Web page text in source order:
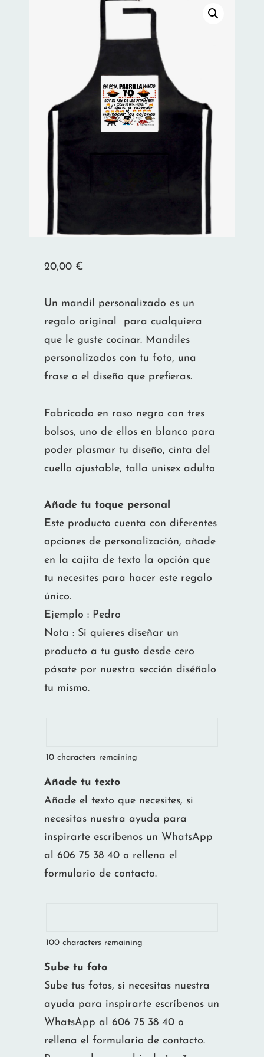
20,00 €
Un mandil personalizado es un
regalo original para cualquiera
que le guste cocinar. Mandiles
personalizados con tu foto, una
frase o el diseño que prefieras.
Fabricado en raso negro con tres
bolsos, uno de ellos en blanco para
poder plasmar tu diseño, cinta del
cuello ajustable, talla unisex adulto
Añade tu toque personal
Este producto cuenta con diferentes
opciones de personalización, añade
en la cajita de texto la opción que
tu necesites para hacer este regalo
único.
Ejemplo : Pedro
Nota : Si quieres diseñar un
producto a tu gusto desde cero
pásate por nuestra sección diséñalo
tu mismo.
10 characters remaining
Añade tu texto
Añade el texto que necesites, si
necesitas nuestra ayuda para
inspirarte escríbenos un WhatsApp
al 606 75 38 40 o rellena el
formulario de contacto.
100 characters remaining
Sube tu foto
Sube tus fotos, si necesitas nuestra
ayuda para inspirarte escríbenos un
WhatsApp al 606 75 38 40 o
rellena el formulario de contacto.